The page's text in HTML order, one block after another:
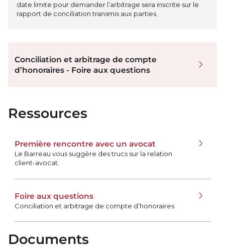
date limite pour demander l’arbitrage sera inscrite sur le
rapport de conciliation transmis aux parties.
Conciliation et arbitrage de compte
d’honoraires - Foire aux questions
Ressources
Première rencontre avec un avocat
Le Barreau vous suggère des trucs sur la relation
client-avocat.
Foire aux questions
Conciliation et arbitrage de compte d’honoraires
Documents